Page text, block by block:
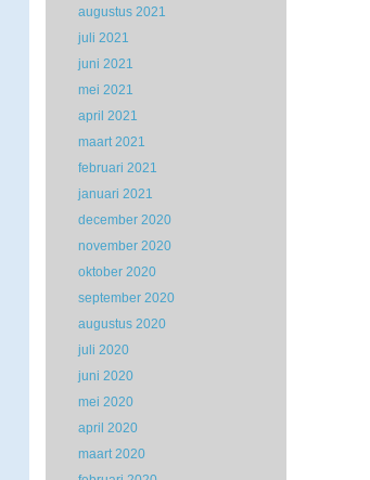
augustus 2021
juli 2021
juni 2021
mei 2021
april 2021
maart 2021
februari 2021
januari 2021
december 2020
november 2020
oktober 2020
september 2020
augustus 2020
juli 2020
juni 2020
mei 2020
april 2020
maart 2020